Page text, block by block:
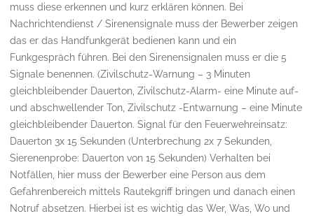
muss diese erkennen und kurz erklären können. Bei
Nachrichtendienst / Sirenensignale muss der Bewerber zeigen
das er das Handfunkgerät bedienen kann und ein
Funkgespräch führen. Bei den Sirenensignalen muss er die 5
Signale benennen. (Zivilschutz-Warnung – 3 Minuten
gleichbleibender Dauerton, Zivilschutz-Alarm- eine Minute auf-
und abschwellender Ton, Zivilschutz -Entwarnung – eine Minute
gleichbleibender Dauerton. Signal für den Feuerwehreinsatz:
Dauerton 3x 15 Sekunden (Unterbrechung 2x 7 Sekunden,
Sierenenprobe: Dauerton von 15 Sekunden) Verhalten bei
Notfällen, hier muss der Bewerber eine Person aus dem
Gefahrenbereich mittels Rautekgriff bringen und danach einen
Notruf absetzen. Hierbei ist es wichtig das Wer, Was, Wo und